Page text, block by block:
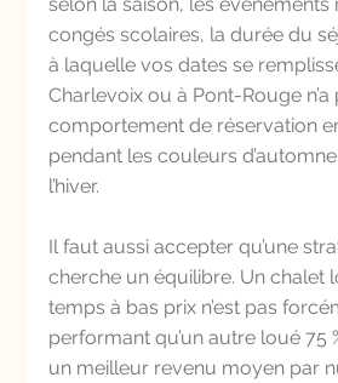
congés scolaires, la durée du
à laquelle vos dates se
Charlevoix ou à Pont-Rouge
comportement de réservation
pendant les couleurs
l’hiver.
Il faut aussi accepter qu’une
cherche un équilibre. Un chalet
temps à bas prix n’est pas
performant qu’un autre loué 75
un meilleur revenu moyen par